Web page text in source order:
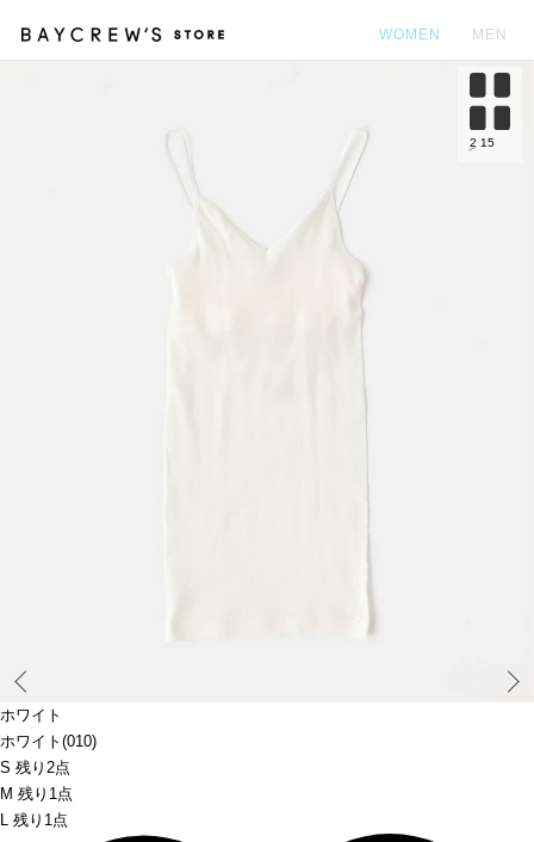
WOMEN MEN
ホワイト
ホワイト(010)
S 残り2点
M 残り1点
L 残り1点
2 15